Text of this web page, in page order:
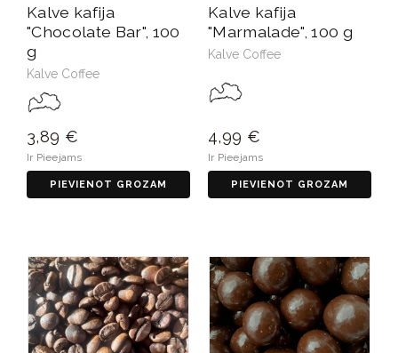
Kalve kafija
"Chocolate Bar", 100
g
Kalve Coffee
3,89 €
Ir Pieejams
PIEVIENOT GROZAM
Kalve kafija
"Marmalade", 100 g
Kalve Coffee
4,99 €
Ir Pieejams
PIEVIENOT GROZAM